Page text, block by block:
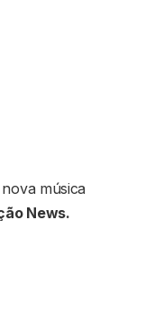
música
News.